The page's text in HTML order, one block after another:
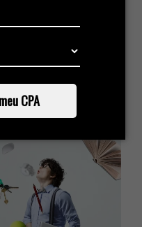
CPA
escolas
Zacho